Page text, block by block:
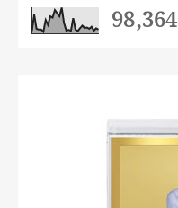
98,364